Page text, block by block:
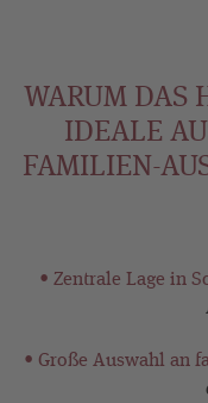
WARUM DAS
IDEALE
FAMILIEN-
• Zentrale Lage in
• Große Auswahl an